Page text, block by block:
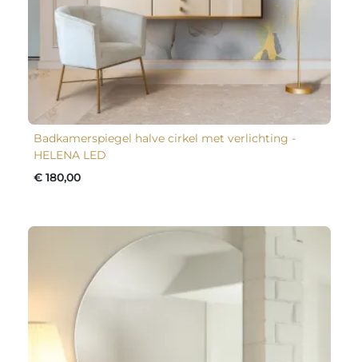
Badkamerspiegel halve cirkel met verlichting -
HELENA LED
€ 180,00